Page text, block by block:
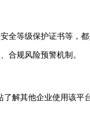
全等级保护证书等，
合规风险预警机制。
解其他企业使用该